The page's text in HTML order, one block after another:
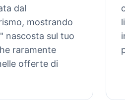
dal
mostrando
nascosta sul tuo
raramente
offerte di